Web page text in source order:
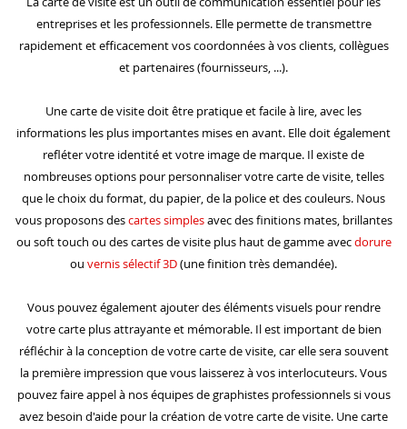
entreprises et les professionnels. Elle permette de transmettre
rapidement et efficacement vos coordonnées à vos clients, collègues
et partenaires (fournisseurs, ...).
Une carte de visite doit être pratique et facile à lire, avec les
informations les plus importantes mises en avant. Elle doit également
refléter votre identité et votre image de marque. Il existe de
nombreuses options pour personnaliser votre carte de visite, telles
que le choix du format, du papier, de la police et des couleurs. Nous
vous proposons descartes simplesavec des finitions mates, brillantes
ou soft touch ou des cartes de visite plus haut de gamme avecdorure
ou vernis sélectif 3D(une finition très demandée).
Vous pouvez également ajouter des éléments visuels pour rendre
votre carte plus attrayante et mémorable. Il est important de bien
réfléchir à la conception de votre carte de visite, car elle sera souvent
la première impression que vous laisserez à vos interlocuteurs. Vous
pouvez faire appel à nos équipes de graphistes professionnels si vous
avez besoin d'aide pour la création de votre carte de visite. Une carte